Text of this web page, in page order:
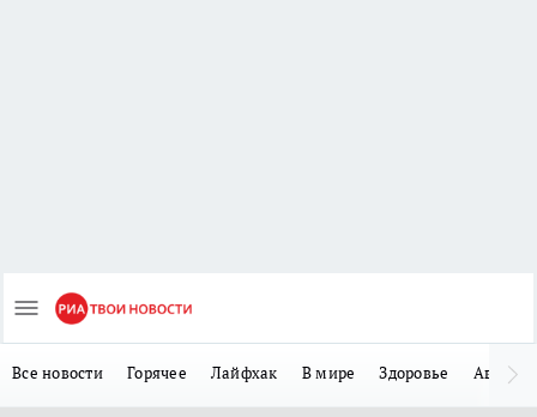
Все новости Горячее Лайфхак В мире Здоровье Авто